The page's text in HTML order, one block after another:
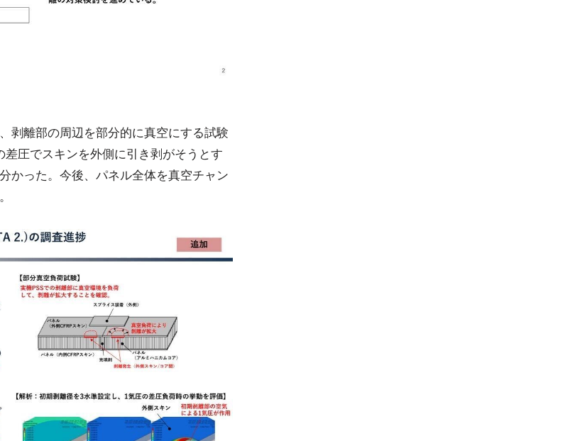
剥離部の周辺を部分的に真空にする試験
圧でスキンを外側に引き剥がそうとす
かった。今後、パネル全体を真空チャン